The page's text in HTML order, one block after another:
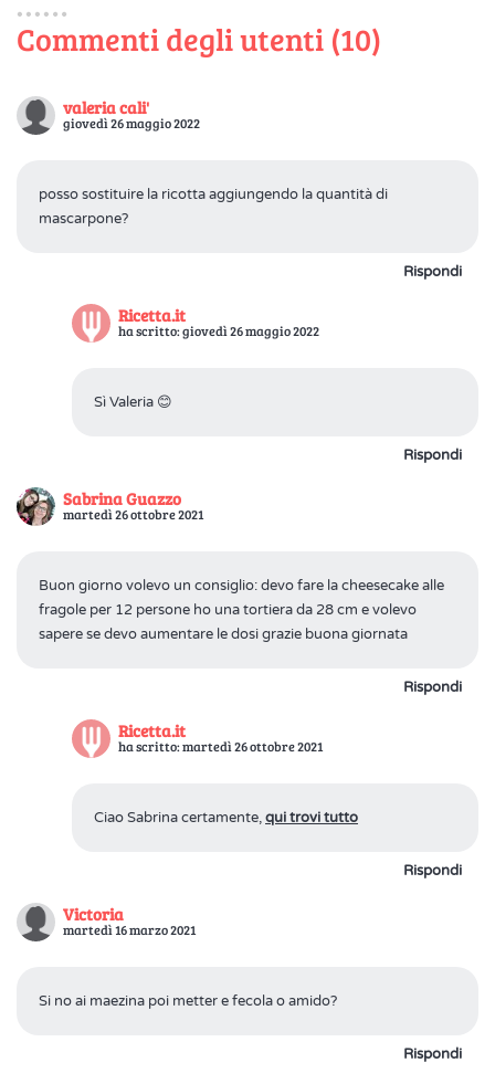
Commenti degli utenti (10)
valeria cali'
giovedì 26 maggio 2022
posso sostituire la ricotta aggiungendo la quantità di
mascarpone?
Rispondi
Ricetta.it
ha scritto: giovedì 26 maggio 2022
Sì Valeria 😊
Rispondi
Sabrina Guazzo
martedì 26 ottobre 2021
Buon giorno volevo un consiglio: devo fare la cheesecake alle
fragole per 12 persone ho una tortiera da 28 cm e volevo
sapere se devo aumentare le dosi grazie buona giornata
Rispondi
Ricetta.it
ha scritto: martedì 26 ottobre 2021
Ciao Sabrina certamente,qui trovi tutto
Rispondi
Victoria
martedì 16 marzo 2021
Si no ai maezina poi metter e fecola o amido?
Rispondi